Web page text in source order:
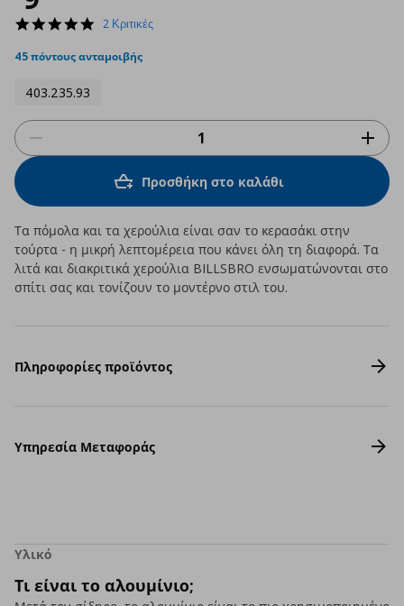
5.0
rating
2 Κριτικές
45 πόντους ανταμοιβής
403.235.93
Προσθήκη στο καλάθι
Τα πόμολα και τα χερούλια είναι σαν το κερασάκι στην
τούρτα - η μικρή λεπτομέρεια που κάνει όλη τη διαφορά. Τα
λιτά και διακριτικά χερούλια BILLSBRO ενσωματώνονται στο
σπίτι σας και τονίζουν το μοντέρνο στιλ του.
Πληροφορίες προϊόντος
Υπηρεσία Μεταφοράς
Υλικό
Τι είναι το αλουμίνιο;